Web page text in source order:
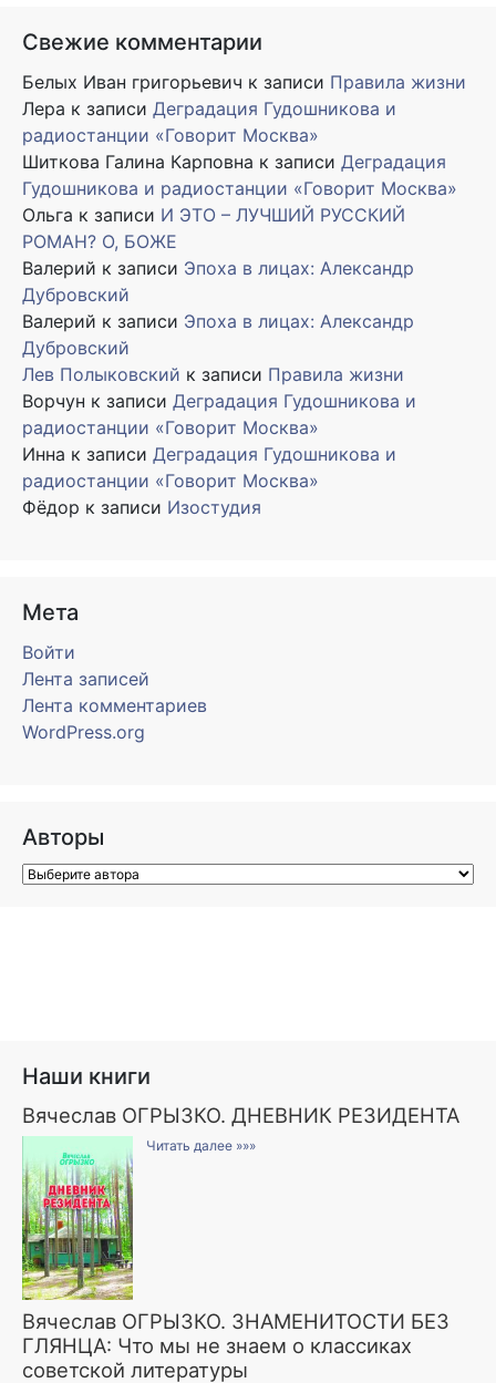
Свежие комментарии
Белых Иван григорьевич к записи Правила жизни
Лера к записи Деградация Гудошникова и
радиостанции «Говорит Москва»
Шиткова Галина Карповна к записи Деградация
Гудошникова и радиостанции «Говорит Москва»
Ольга к записи И ЭТО – ЛУЧШИЙ РУССКИЙ
РОМАН? О, БОЖЕ
Валерий к записи Эпоха в лицах: Александр
Дубровский
Валерий к записи Эпоха в лицах: Александр
Дубровский
Лев Полыковский к записи Правила жизни
Ворчун к записи Деградация Гудошникова и
радиостанции «Говорит Москва»
Инна к записи Деградация Гудошникова и
радиостанции «Говорит Москва»
Фёдор к записи Изостудия
Мета
Войти
Лента записей
Лента комментариев
WordPress.org
Авторы
Наши книги
Вячеслав ОГРЫЗКО. ДНЕВНИК РЕЗИДЕНТА
Читать далее »»»
Вячеслав ОГРЫЗКО. ЗНАМЕНИТОСТИ БЕЗ
ГЛЯНЦА: Что мы не знаем о классиках
советской литературы